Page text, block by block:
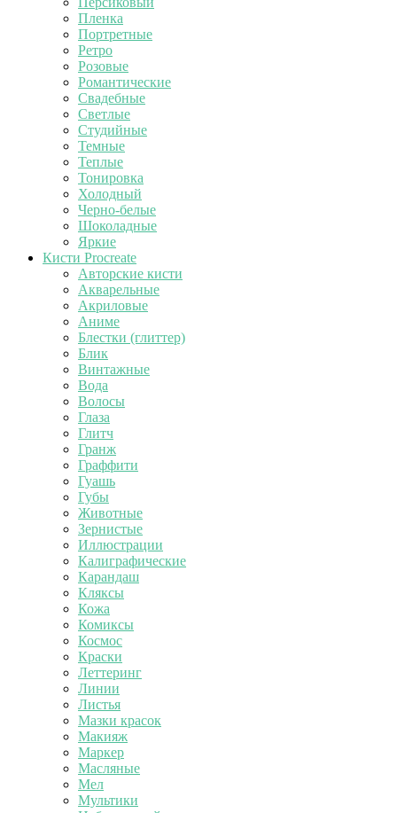
Пленка
Портретные
Ретро
Розовые
Романтические
Свадебные
Светлые
Студийные
Темные
Теплые
Тонировка
Холодный
Черно-белые
Шоколадные
Яркие
Кисти Procreate
Авторские кисти
Акварельные
Акриловые
Аниме
Блестки (глиттер)
Блик
Винтажные
Вода
Волосы
Глаза
Глитч
Гранж
Граффити
Гуашь
Губы
Животные
Зернистые
Иллюстрации
Калиграфические
Карандаш
Кляксы
Кожа
Комиксы
Космос
Краски
Леттеринг
Линии
Листья
Мазки красок
Макияж
Маркер
Масляные
Мел
Мультики